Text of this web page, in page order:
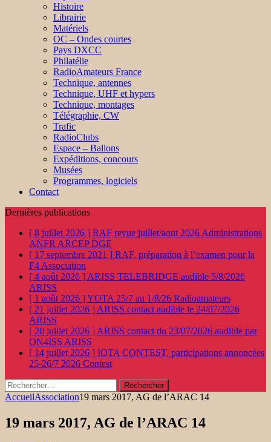
Histoire
Librairie
Matériels
OC – Ondes courtes
Pays DXCC
Philatélie
RadioAmateurs France
Technique, antennes
Technique, UHF et hypers
Technique, montages
Télégraphie, CW
Trafic
RadioClubs
Espace – Ballons
Expéditions, concours
Musées
Programmes, logiciels
Contact
Dernières publications
[ 8 juillet 2026 ] RAF revue juillet/aout 2026 Administrations
ANFR ARCEP DGE
[ 17 septembre 2021 ] RAF, préparation à l’examen pour la
F4 Association
[ 4 août 2026 ] ARISS TELEBRIDGE audible 5/8/2026
ARISS
[ 1 août 2026 ]YOTA 25/7 au 1/8/26 Radioamateurs
[ 21 juillet 2026 ] ARISS contact audible le 24/07/2026
ARISS
[ 20 juillet 2026 ] ARISS contact du 23/07/2026 audible par
ON4ISS ARISS
[ 14 juillet 2026 ] IOTA CONTEST, participations annoncées
25-26/7 2026 Contest
Rechercher :
AccueilAssociation19 mars 2017, AG de l’ARAC 14
19 mars 2017, AG de l’ARAC 14